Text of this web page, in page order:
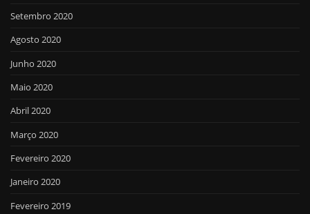
Setembro 2020
Agosto 2020
Junho 2020
Maio 2020
Abril 2020
Março 2020
Fevereiro 2020
Janeiro 2020
Fevereiro 2019